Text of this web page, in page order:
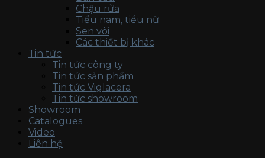
Chậu rửa
Tiểu nam, tiểu nữ
Sen vòi
Các thiết bị khác
Tin tức
Tin tức công ty
Tin tức sản phẩm
Tin tức Viglacera
Tin tức showroom
Showroom
Catalogues
Video
Liên hệ